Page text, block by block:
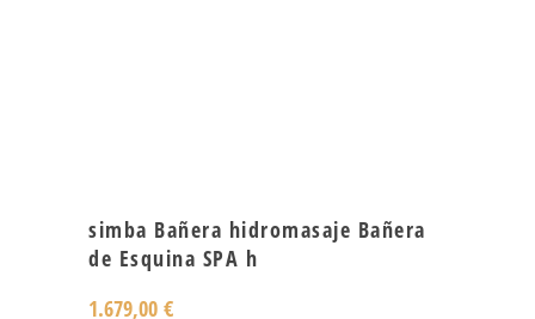
simba Bañera hidromasaje Bañera
de Esquina SPA h
1.679,00 €